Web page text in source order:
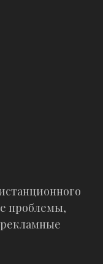
проблемы,